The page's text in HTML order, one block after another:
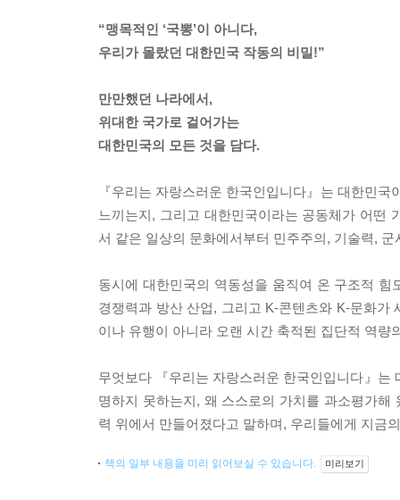
“맹목적인 ‘국뽕’이 아니다,
우리가 몰랐던 대한민국 작동의 비밀!”
만만했던 나라에서,
위대한 국가로 걸어가는
대한민국의 모든 것을 담다.
『우리는 자랑스러운 한국인입니다』는 대한민
느끼는지, 그리고 대한민국이라는 공동체가 어떤
서 같은 일상의 문화에서부터 민주주의, 기술력,
동시에 대한민국의 역동성을 움직여 온 구조적
경쟁력과 방산 산업, 그리고 K-콘텐츠와 K-문화
이나 유행이 아니라 오랜 시간 축적된 집단적 역량
무엇보다 『우리는 자랑스러운 한국인입니다』
명하지 못하는지, 왜 스스로의 가치를 과소평가
력 위에서 만들어졌다고 말하며, 우리들에게 지금
책의 일부 내용을 미리 읽어보실 수 있습니다. 미리보기